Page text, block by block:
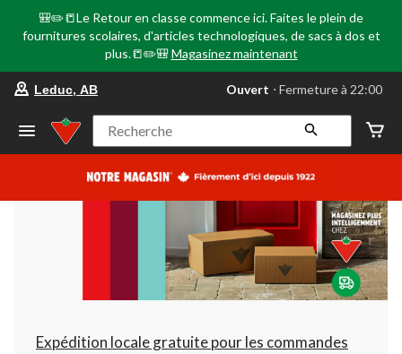
🎒✏️📒Le Retour en classe commence ici. Faites le plein de
fournitures scolaires, d'articles technologiques, de sacs à dos et
plus.📒✏️🎒 Magasinez maintenant
votre
préféré
Leduc,
AB,
courament
Fermeture
à
22:00
cliquer
pour
changer
Leduc, AB Ouvert ⋅ Fermeture à 22:00
Recherche
Expédition locale gratuite pour les commandes